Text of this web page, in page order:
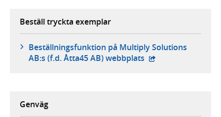
Beställ tryckta exemplar
Beställningsfunktion på Multiply Solutions
AB:s (f.d. Åtta45 AB) webbplats - extern webbplats,
Genväg